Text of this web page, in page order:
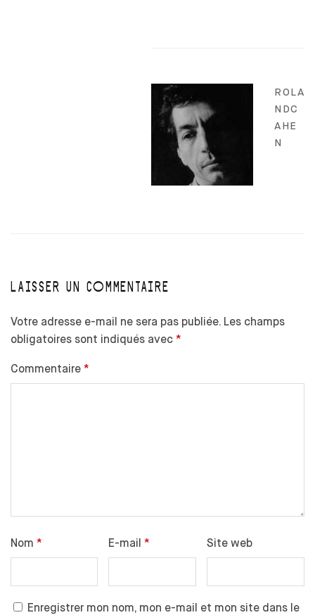
ROLA
NDC
AHE
N
LAISSER UN COMMENTAIRE
Votre adresse e-mail ne sera pas publiée. Les champs
obligatoires sont indiqués avec *
Commentaire *
Nom * E-mail* Site web
Enregistrer mon nom, mon e-mail et mon site dans le